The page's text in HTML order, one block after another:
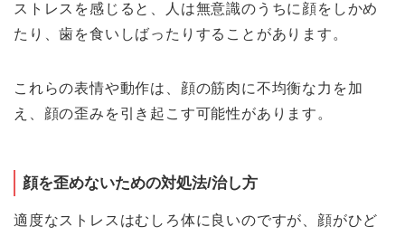
ストレスを感じると、人は無意識のうちに顔をしかめ
たり、歯を食いしばったりすることがあります。
これらの表情や動作は、顔の筋肉に不均衡な力を加
え、顔の歪みを引き起こす可能性があります。
顔を歪めないための対処法/治し方
適度なストレスはむしろ体に良いのですが、顔がひど